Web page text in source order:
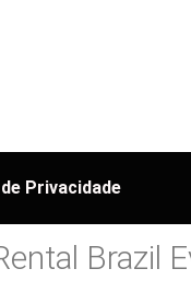
Privacidade
Brazil